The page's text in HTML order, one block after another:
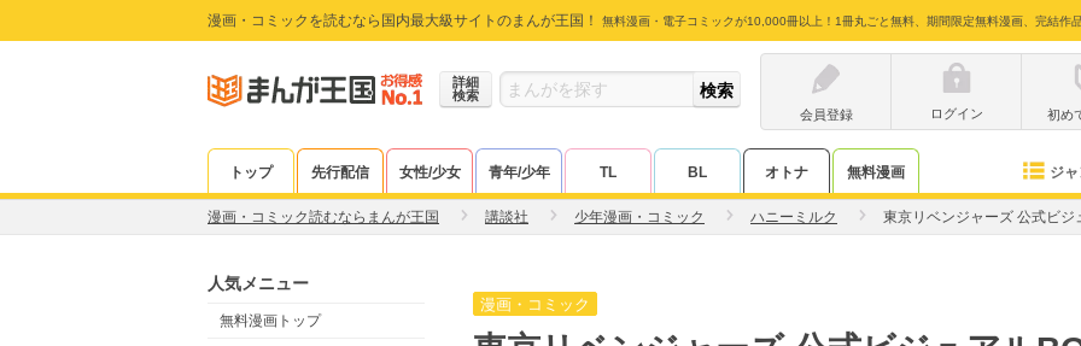
漫画・コミックを読むなら国内最大級サイトのまんが王国！ 無料漫画・電子コミックが10,000冊以上！1冊丸ごと無料、期間限定無料漫画、完結作
詳細
検索
会員登録
ログイン 初め
トップ 先行配信 女性/少女 青年/少年 TL BL オトナ 無料漫画 ジ
漫画・コミック読むならまんが王国 講談社 少年漫画・コミック ハニーミルク 東京リベンジャーズ 公式ビジ
人気メニュー
無料漫画トップ
漫画・コミック